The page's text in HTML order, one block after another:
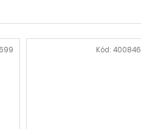
Kód: 400846